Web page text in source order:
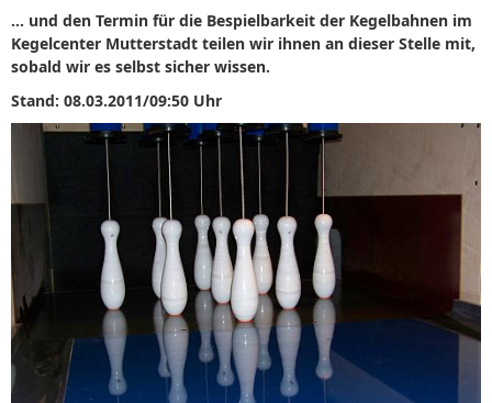
... und den Termin für die Bespielbarkeit der Kegelbahnen im
Kegelcenter Mutterstadt teilen wir ihnen an dieser Stelle mit,
sobald wir es selbst sicher wissen.
Stand: 08.03.2011/09:50 Uhr